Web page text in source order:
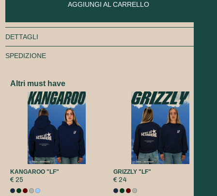
AGGIUNGI AL CARRELLO
DETTAGLI
SPEDIZIONE
Altri must have
KANGAROO "LF"
€ 25
GRIZZLY "LF"
€ 24